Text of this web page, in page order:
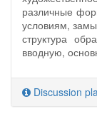
различные
условиям,
структура
вводную,
Discussion